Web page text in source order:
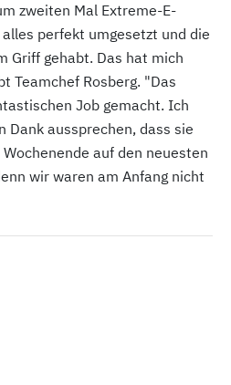
zweiten Mal Extreme-E-
perfekt umgesetzt und die
Griff gehabt. Das hat mich
Teamchef Rosberg. "Das
Job gemacht. Ich
Dank aussprechen, dass sie
auf den neuesten
wir waren am Anfang nicht